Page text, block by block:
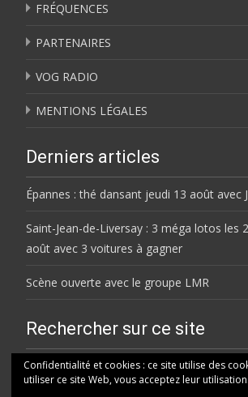
FRÉQUENCES
PARTENAIRES
VOG RADIO
MENTIONS LÉGALES
Derniers articles
Épannes : thé dansant jeudi 13 août avec
Saint-Jean-de-Liversay : 3 méga lotos les
août avec 3 voitures à gagner
Scène ouverte avec le groupe LMR
Rechercher sur ce site
Rechercher
Confidentialité et cookies : ce site utilise des
utiliser ce site Web, vous acceptez leur utilisation.